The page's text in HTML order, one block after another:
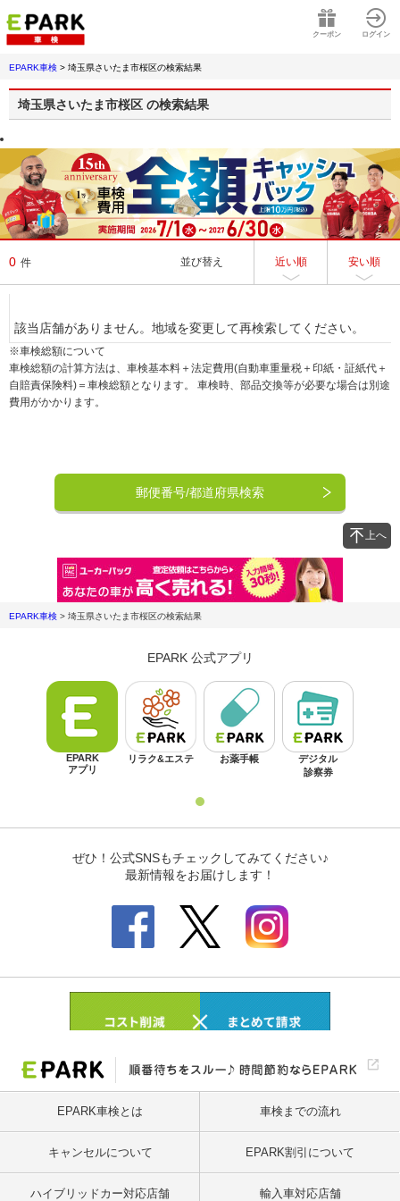
クーポン ログイン
EPARK車検 > 埼玉県さいたま市桜区の検索結果
埼玉県さいたま市桜区 の検索結果
0 件 並び替え 近い順 安い順
該当店舗がありません。地域を変更して再検索してください。
※車検総額について
車検総額の計算方法は、車検基本料＋法定費用(自動車重量税＋印紙・証紙代＋
自賠責保険料)＝車検総額となります。 車検時、部品交換等が必要な場合は別途
費用がかかります。
郵便番号/都道府県検索
上へ
EPARK車検 > 埼玉県さいたま市桜区の検索結果
EPARK車検とは 車検までの流れ
キャンセルについて EPARK割引について
ハイブリッドカー対応店舗 輸入車対応店舗